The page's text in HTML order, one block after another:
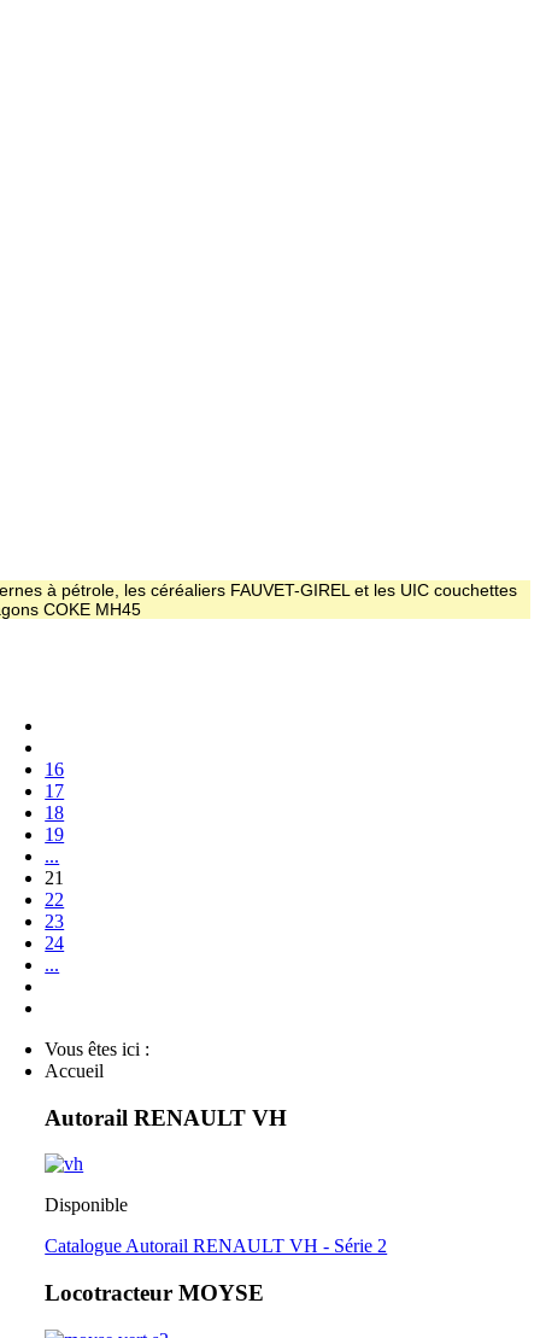
à pétrole, les céréaliers FAUVET-GIREL et les UIC couchettes
COKE MH45
16
17
18
19
...
21
22
23
24
...
Vous êtes ici :
Accueil
Autorail RENAULT VH
Disponible
Catalogue Autorail RENAULT VH - Série 2
Locotracteur MOYSE